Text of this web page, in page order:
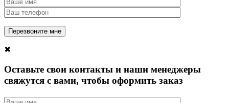
✖
Оставьте свои контакты и наши менеджеры
свяжутся с вами, чтобы оформить заказ